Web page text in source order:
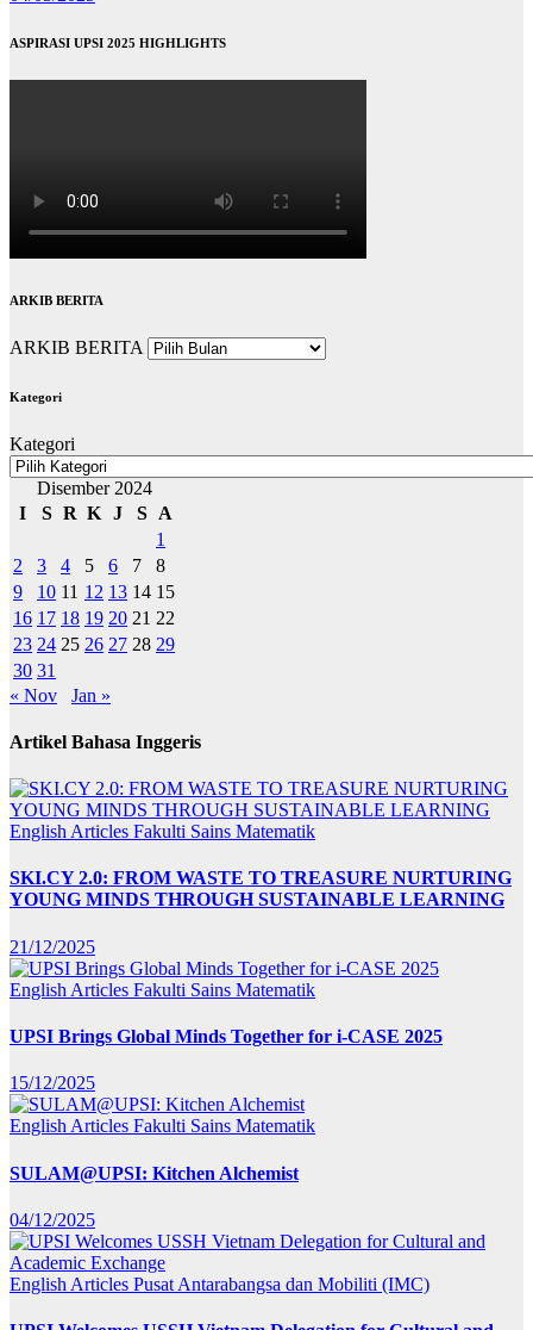
ASPIRASI UPSI 2025 HIGHLIGHTS
ARKIB BERITA
ARKIB BERITA
Kategori
Kategori
Disember 2024
I
S R K J S
A
1
2
3 4 5 6 7
8
9
10 11 12 13 14 15
16 17 18 19 20 21 22
23 24 25 26 27 28 29
30 31
« Nov
Jan »
Artikel Bahasa Inggeris
English Articles Fakulti Sains Matematik
SKI.CY 2.0: FROM WASTE TO TREASURE NURTURING
YOUNG MINDS THROUGH SUSTAINABLE LEARNING
21/12/2025
English Articles Fakulti Sains Matematik
UPSI Brings Global Minds Together for i-CASE 2025
15/12/2025
English Articles Fakulti Sains Matematik
SULAM@UPSI: Kitchen Alchemist
04/12/2025
English Articles Pusat Antarabangsa dan Mobiliti (IMC)